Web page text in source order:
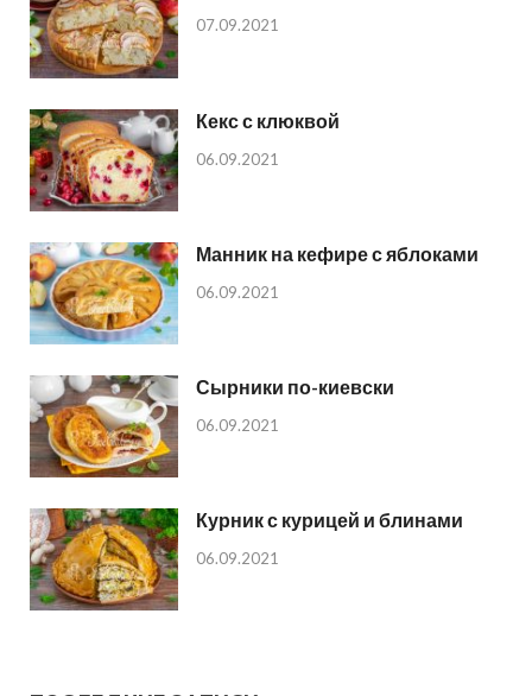
07.09.2021
Кекс с клюквой
06.09.2021
Манник на кефире с яблоками
06.09.2021
Сырники по-киевски
06.09.2021
Курник с курицей и блинами
06.09.2021